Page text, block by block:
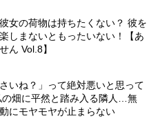
女の荷物は持ちたくない？ 彼を
しまないともったいない！【あ
ん Vol.8】
いね？」って絶対悪いと思って
畑に平然と踏み入る隣人…無
にモヤモヤが止まらない